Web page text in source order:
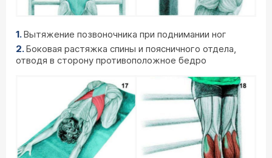
Вытяжение позвоночника при поднимании ног
Боковая растяжка спины и поясничного отдела,
отводя в сторону противоположное бедро